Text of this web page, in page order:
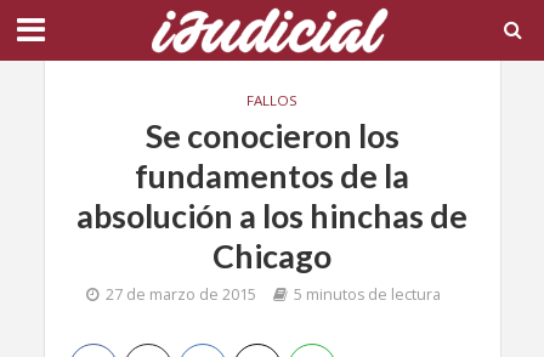
FALLOS
Se conocieron los
fundamentos de la
absolución a los hinchas de
Chicago
27 de marzo de 2015 5 minutos de lectura